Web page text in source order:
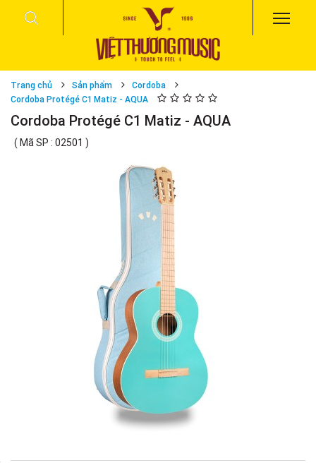
Trang chủ Sản phẩm
Cordoba
Cordoba Protégé C1 Matiz - AQUA
Cordoba Protégé C1 Matiz - AQUA
( Mã SP : 02501 )